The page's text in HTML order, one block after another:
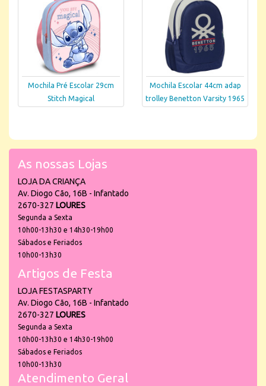
Mochila Pré Escolar 29cm
Stitch Magical
Mochila Escolar 44cm adap
trolley Benetton Varsity 1965
As nossas Lojas
LOJA DA CRIANÇA
Av. Diogo Cão, 16B - Infantado
2670-327 LOURES
Segunda a Sexta
10h00-13h30 e 14h30-19h00
Sábados e Feriados
10h00-13h30
Artigos de Festa
LOJA FESTASPARTY
Av. Diogo Cão, 16B - Infantado
2670-327 LOURES
Segunda a Sexta
10h00-13h30 e 14h30-19h00
Sábados e Feriados
10h00-13h30
Atendimento Geral